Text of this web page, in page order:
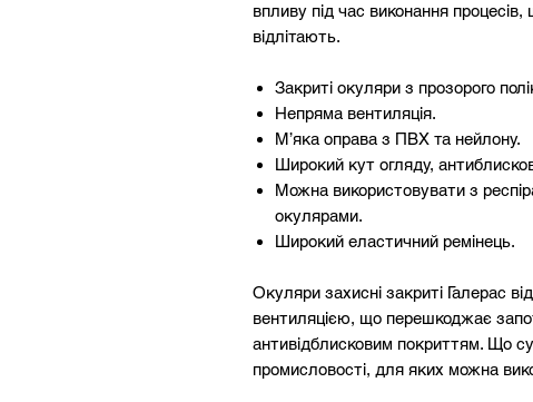
впливу під час виконання
відлітають.
Закриті окуляри з прозорого
Непряма вентиляція.
М’яка оправа з ПВХ та нейлону.
Широкий кут огляду,
Можна використовувати з
окулярами.
Широкий еластичний ремінець.
Окуляри захисні закриті Галерас
вентиляцією, що перешкоджає
антивідблисковим покриттям. Що
промисловості, для яких можна